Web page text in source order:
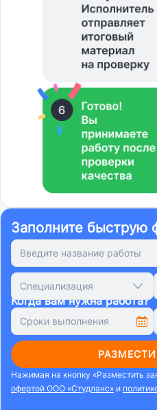
Заполните быструю
Специализация
Когда вам нужна работа?
Нажимая на кнопку «Разместить
офертой ООО «Студланс» и